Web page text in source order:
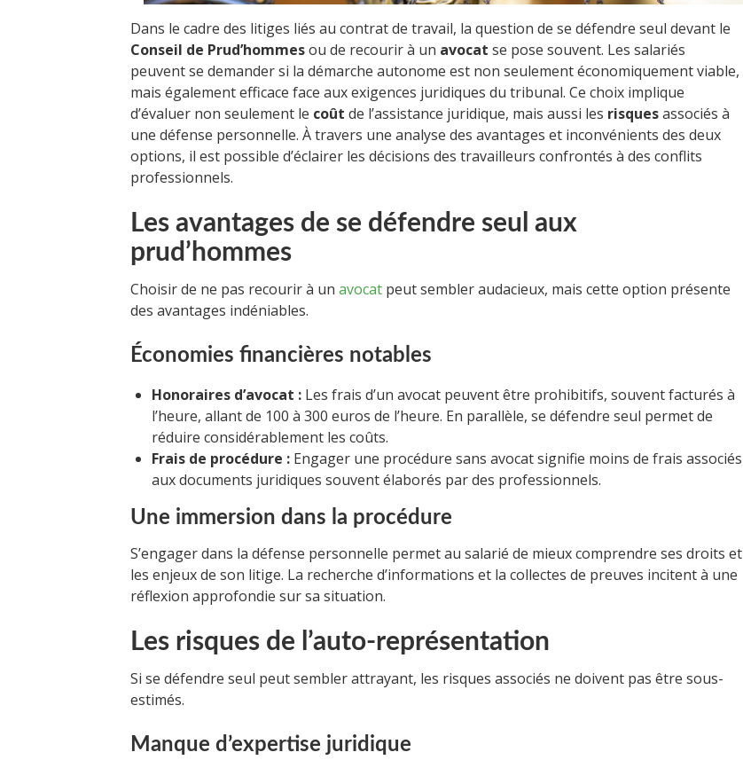
Dans le cadre des litiges liés au contrat de travail, la question de se défendre seul devant le
Conseil de Prud’hommesou de recourir à un avocat se pose souvent. Les salariés
peuvent se demander si la démarche autonome est non seulement économiquement viable,
mais également efficace face aux exigences juridiques du tribunal. Ce choix implique
d’évaluer non seulement le coût de l’assistance juridique, mais aussi les risquesassociés à
une défense personnelle. À travers une analyse des avantages et inconvénients des deux
options, il est possible d’éclairer les décisions des travailleurs confrontés à des conflits
professionnels.
Les avantages de se défendre seul aux
prud’hommes
Choisir de ne pas recourir à un avocat peut sembler audacieux, mais cette option présente
des avantages indéniables.
Économies financières notables
Honoraires d’avocat : Les frais d’un avocat peuvent être prohibitifs, souvent facturés à
l’heure, allant de 100 à 300 euros de l’heure. En parallèle, se défendre seul permet de
réduire considérablement les coûts.
Frais de procédure : Engager une procédure sans avocat signifie moins de frais associés
aux documents juridiques souvent élaborés par des professionnels.
Une immersion dans la procédure
S’engager dans la défense personnelle permet au salarié de mieux comprendre ses droits et
les enjeux de son litige. La recherche d’informations et la collectes de preuves incitent à une
réflexion approfondie sur sa situation.
Les risques de l’auto-représentation
Si se défendre seul peut sembler attrayant, les risques associés ne doivent pas être sous-
estimés.
Manque d’expertise juridique